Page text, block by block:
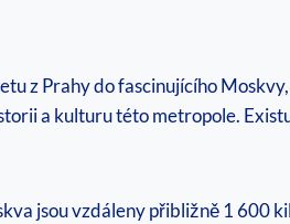
z Prahy do fascinujícího
a kulturu této metropole.
jsou vzdáleny přibližně 1 600